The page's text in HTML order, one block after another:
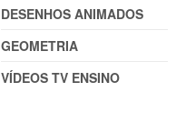
DESENHOS ANIMADOS
GEOMETRIA
VÍDEOS TV ENSINO